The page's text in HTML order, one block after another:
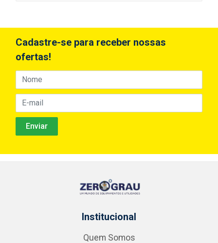
Cadastre-se para receber nossas
ofertas!
Institucional
Quem Somos